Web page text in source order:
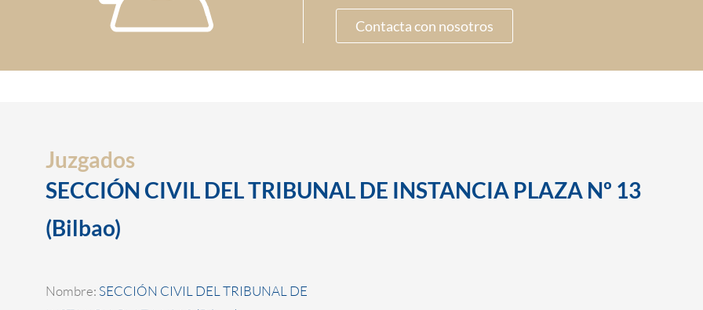
Contacta con nosotros
Juzgados
SECCIÓN CIVIL DEL TRIBUNAL DE INSTANCIA PLAZA Nº 13
(Bilbao)
Nombre: SECCIÓN CIVIL DEL TRIBUNAL DE